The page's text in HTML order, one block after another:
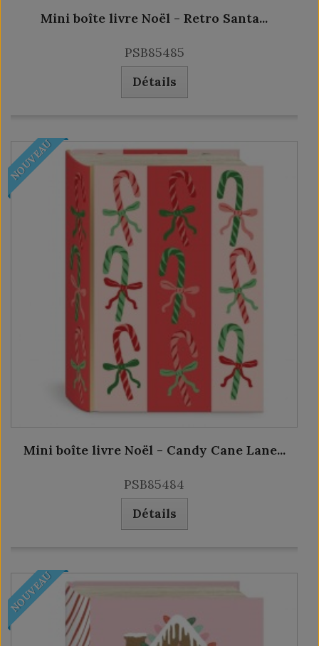
Mini boîte livre Noël - Retro Santa...
PSB85485
Détails
NOUVEAU
Mini boîte livre Noël - Candy Cane Lane...
PSB85484
Détails
NOUVEAU